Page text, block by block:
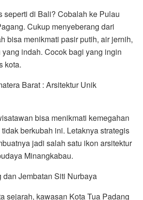
seperti di Bali? Cobalah ke Pulau
Cukup menyeberang dari
bisa menikmati pasir putih, air jernih,
indah. Cocok bagi yang ingin
kota.
Barat : Arsitektur Unik
bisa menikmati kemegahan
berkubah ini. Letaknya strategis
jadi salah satu ikon arsitektur
Minangkabau.
dan Jembatan Siti Nurbaya
sejarah, kawasan Kota Tua Padang